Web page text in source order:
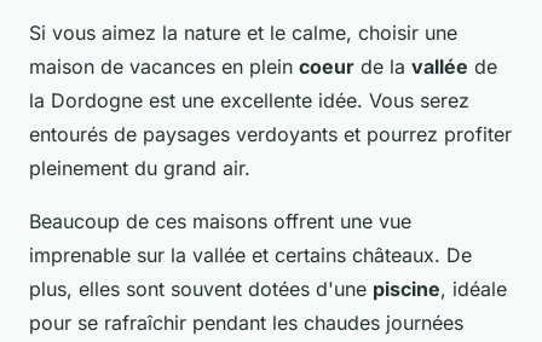
Si vous aimez la nature et le calme, choisir une
maison de vacances en plein coeur de la vallée de
la Dordogne est une excellente idée. Vous serez
entourés de paysages verdoyants et pourrez profiter
pleinement du grand air.
Beaucoup de ces maisons offrent une vue
imprenable sur la vallée et certains châteaux. De
plus, elles sont souvent dotées d'une piscine, idéale
pour se rafraîchir pendant les chaudes journées